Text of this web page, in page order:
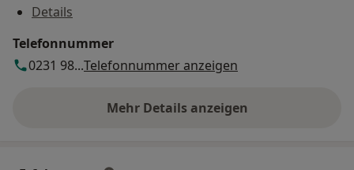
Details
Telefonnummer
0231 98...Telefonnummer anzeigen
Mehr Details anzeigen
über die Adresse